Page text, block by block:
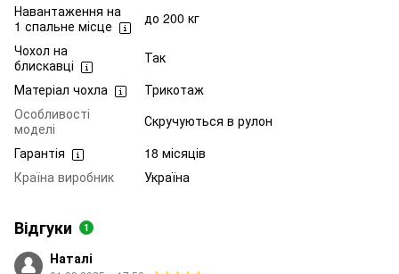
Навантаження на
1 спальне місце
до 200 кг
Чохол на
блискавці
Так
Матеріал чохла
Трикотаж
Особливості
моделі
Скручуються в рулон
Гарантія
18 місяців
Країна виробник
Україна
Відгуки 1
Наталі